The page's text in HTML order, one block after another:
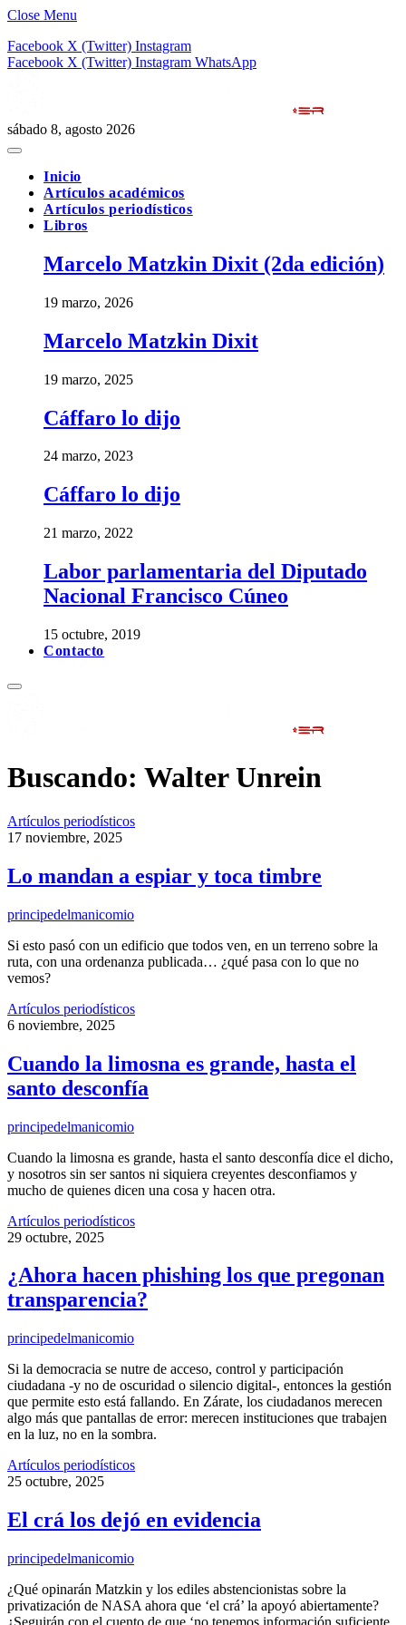
Close Menu
Facebook X (Twitter) Instagram
Facebook X (Twitter) Instagram WhatsApp
sábado 8, agosto 2026
Inicio
Artículos académicos
Artículos periodísticos
Libros
Marcelo Matzkin Dixit (2da edición)
19 marzo, 2026
Marcelo Matzkin Dixit
19 marzo, 2025
Cáffaro lo dijo
24 marzo, 2023
Cáffaro lo dijo
21 marzo, 2022
Labor parlamentaria del Diputado
Nacional Francisco Cúneo
15 octubre, 2019
Contacto
Buscando: Walter Unrein
Artículos periodísticos
17 noviembre, 2025
Lo mandan a espiar y toca timbre
principedelmanicomio
Si esto pasó con un edificio que todos ven, en un terreno sobre la
ruta, con una ordenanza publicada… ¿qué pasa con lo que no
vemos?
Artículos periodísticos
6 noviembre, 2025
Cuando la limosna es grande, hasta el
santo desconfía
principedelmanicomio
Cuando la limosna es grande, hasta el santo desconfía dice el dicho,
y nosotros sin ser santos ni siquiera creyentes desconfiamos y
mucho de quienes dicen una cosa y hacen otra.
Artículos periodísticos
29 octubre, 2025
¿Ahora hacen phishing los que pregonan
transparencia?
principedelmanicomio
Si la democracia se nutre de acceso, control y participación
ciudadana -y no de oscuridad o silencio digital-, entonces la gestión
que permite esto está fallando. En Zárate, los ciudadanos merecen
algo más que pantallas de error: merecen instituciones que trabajen
en la luz, no en la sombra.
Artículos periodísticos
25 octubre, 2025
El crá los dejó en evidencia
principedelmanicomio
¿Qué opinarán Matzkin y los ediles abstencionistas sobre la
privatización de NASA ahora que ‘el crá’ la apoyó abiertamente?